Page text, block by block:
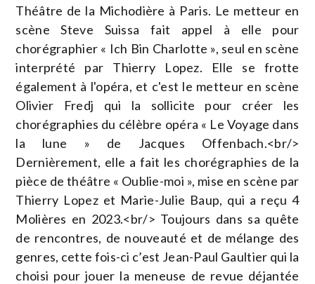
Théâtre de la Michodière à Paris. Le metteur en
scène Steve Suissa fait appel à elle pour
chorégraphier « Ich Bin Charlotte », seul en scène
interprété par Thierry Lopez. Elle se frotte
également à l'opéra, et c'est le metteur en scène
Olivier Fredj qui la sollicite pour créer les
chorégraphies du célèbre opéra « Le Voyage dans
la lune » de Jacques Offenbach.<br/>
Dernièrement, elle a fait les chorégraphies de la
pièce de théâtre « Oublie-moi », mise en scène par
Thierry Lopez et Marie-Julie Baup, qui a reçu 4
Molières en 2023.<br/> Toujours dans sa quête
de rencontres, de nouveauté et de mélange des
genres, cette fois-ci c’est Jean-Paul Gaultier qui la
choisi pour jouer la meneuse de revue déjantée